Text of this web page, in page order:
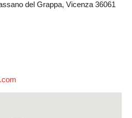
del Grappa, Vicenza 36061